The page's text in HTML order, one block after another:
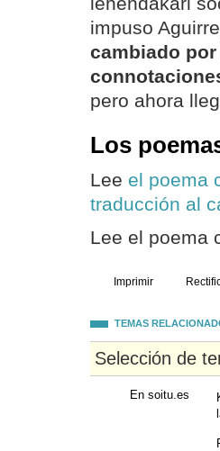
impuso
cambiado
pero ahora
Los
Lee el poema
traducción al
Lee el poema
Imprimir
TEMAS
Selección de
En soitu.es